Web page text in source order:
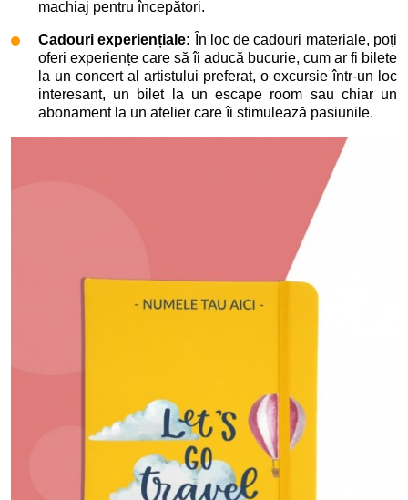
machiaj pentru începători.
Cadouri experiențiale: În loc de cadouri materiale, poți
oferi experiențe care să îi aducă bucurie, cum ar fi bilete
la un concert al artistului preferat, o excursie într-un loc
interesant, un bilet la un escape room sau chiar un
abonament la un atelier care îi stimulează pasiunile.